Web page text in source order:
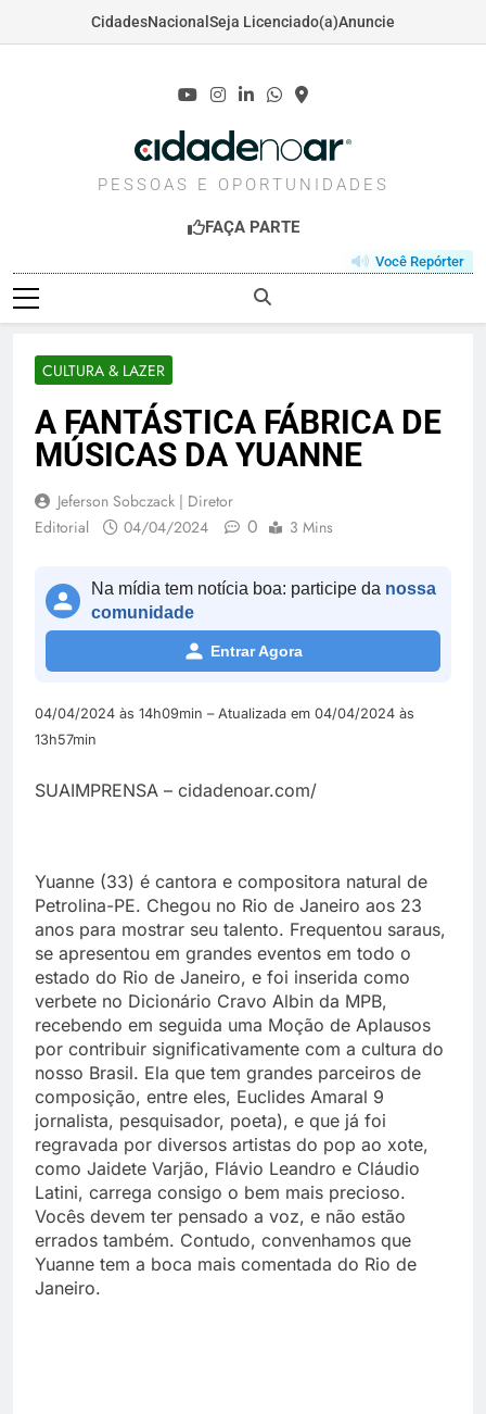
CidadesNacional Seja Licenciado(a)Anuncie
CIDADENOAR.COM
PESSOAS E OPORTUNIDADES
FAÇA PARTE
Você Repórter
CULTURA & LAZER
​A FANTÁSTICA FÁBRICA DE
MÚSICAS DA YUANNE
Jeferson Sobczack | Diretor
Editorial
04/04/2024 0 3 Mins
Na mídia tem notícia boa: participe da nossa
comunidade
Entrar Agora
04/04/2024 às 14h09min – Atualizada em 04/04/2024 às
13h57min
SUAIMPRENSA – cidadenoar.com/
Yuanne (33) é cantora e compositora natural de
Petrolina-PE. Chegou no Rio de Janeiro aos 23
anos para mostrar seu talento. Frequentou saraus,
se apresentou em grandes eventos em todo o
estado do Rio de Janeiro, e foi inserida como
verbete no Dicionário Cravo Albin da MPB,
recebendo em seguida uma Moção de Aplausos
por contribuir significativamente com a cultura do
nosso Brasil. Ela que tem grandes parceiros de
composição, entre eles, Euclides Amaral 9
jornalista, pesquisador, poeta), e que já foi
regravada por diversos artistas do pop ao xote,
como Jaidete Varjão, Flávio Leandro e Cláudio
Latini, carrega consigo o bem mais precioso.
Vocês devem ter pensado a voz, e não estão
errados também. Contudo, convenhamos que
Yuanne tem a boca mais comentada do Rio de
Janeiro.